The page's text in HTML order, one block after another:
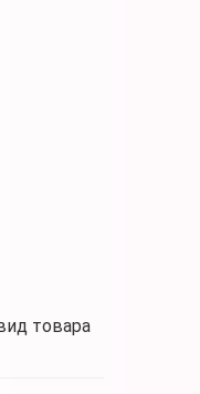
товара